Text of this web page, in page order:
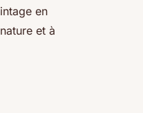
en
et à